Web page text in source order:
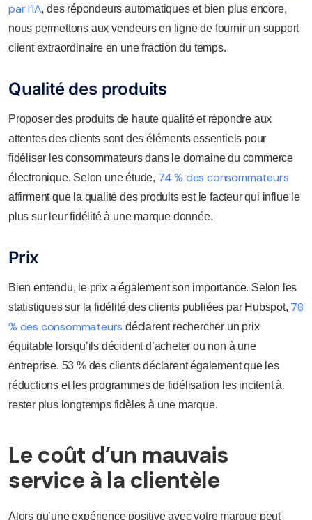
par l’IA, des répondeurs automatiques et bien plus encore,
nous permettons aux vendeurs en ligne de fournir un support
client extraordinaire en une fraction du temps.
Qualité des produits
Proposer des produits de haute qualité et répondre aux
attentes des clients sont des éléments essentiels pour
fidéliser les consommateurs dans le domaine du commerce
électronique. Selon une étude, 74 % des consommateurs
affirment que la qualité des produits est le facteur qui influe le
plus sur leur fidélité à une marque donnée.
Prix
Bien entendu, le prix a également son importance. Selon les
statistiques sur la fidélité des clients publiées par Hubspot, 78
% des consommateurs déclarent rechercher un prix
équitable lorsqu’ils décident d’acheter ou non à une
entreprise. 53 % des clients déclarent également que les
réductions et les programmes de fidélisation les incitent à
rester plus longtemps fidèles à une marque.
Le coût d’un mauvais
service à la clientèle
Alors qu’une expérience positive avec votre marque peut